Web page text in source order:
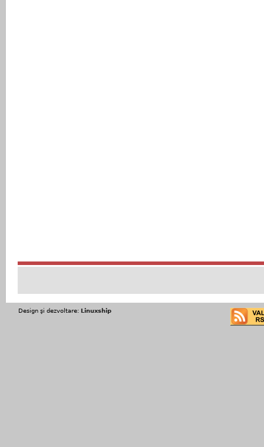
Design şi dezvoltare: Linuxship